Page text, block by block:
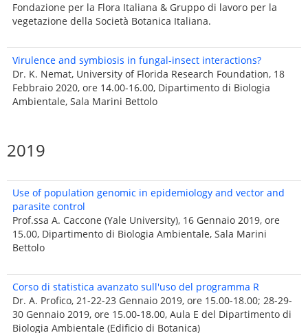
Fondazione per la Flora Italiana & Gruppo di lavoro per la
vegetazione della Società Botanica Italiana.
Virulence and symbiosis in fungal-insect interactions?
Dr. K. Nemat, University of Florida Research Foundation, 18
Febbraio 2020, ore 14.00-16.00, Dipartimento di Biologia
Ambientale, Sala Marini Bettolo
2019
Use of population genomic in epidemiology and vector and
parasite control
Prof.ssa A. Caccone (Yale University), 16 Gennaio 2019, ore
15.00, Dipartimento di Biologia Ambientale, Sala Marini
Bettolo
Corso di statistica avanzato sull'uso del programma R
Dr. A. Profico, 21-22-23 Gennaio 2019, ore 15.00-18.00; 28-29-
30 Gennaio 2019, ore 15.00-18.00, Aula E del Dipartimento di
Biologia Ambientale (Edificio di Botanica)